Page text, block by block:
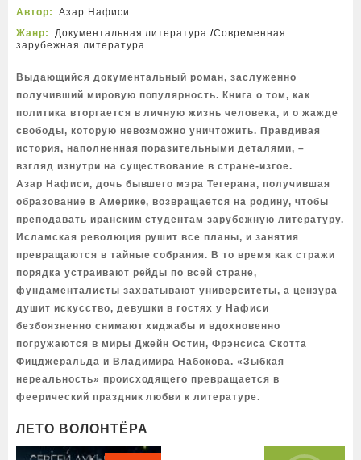
Автор:
Азар Нафиси
Жанр:
Документальная литература /Современная
зарубежная литература
Выдающийся документальный роман, заслуженно
получивший мировую популярность. Книга о том, как
политика вторгается в личную жизнь человека, и о жажде
свободы, которую невозможно уничтожить. Правдивая
история, наполненная поразительными деталями, –
взгляд изнутри на существование в стране-изгое.
Азар Нафиси, дочь бывшего мэра Тегерана, получившая
образование в Америке, возвращается на родину, чтобы
преподавать иранским студентам зарубежную литературу.
Исламская революция рушит все планы, и занятия
превращаются в тайные собрания. В то время как стражи
порядка устраивают рейды по всей стране,
фундаменталисты захватывают университеты, а цензура
душит искусство, девушки в гостях у Нафиси
безбоязненно снимают хиджабы и вдохновенно
погружаются в миры Джейн Остин, Фрэнсиса Скотта
Фицджеральда и Владимира Набокова. «Зыбкая
нереальность» происходящего превращается в
феерический праздник любви к литературе.
ЛЕТО ВОЛОНТЁРА